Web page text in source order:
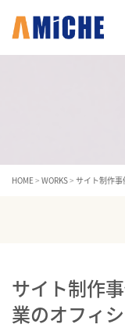
HOME> WORKS> サイト制作
サイト制作
業のオフィ